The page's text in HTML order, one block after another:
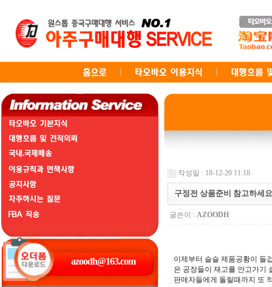
작성일 : 18-12-20 11:18
구정전 상품준비 참고하세
글쓴이 : AZOODH
이제부터 슬슬 제품공황이 들
은 공장들이 재고를 안고가기
판매자들에게 돌릴때까지 또